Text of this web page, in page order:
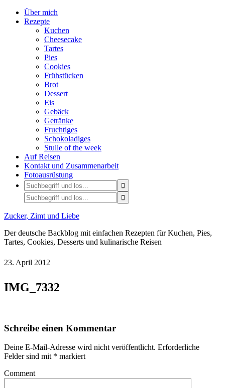
Über mich
Rezepte
Kuchen
Cheesecake
Tartes
Pies
Cookies
Frühstücken
Brot
Dessert
Eis
Gebäck
Getränke
Fruchtiges
Schokoladiges
Stulle of the week
Auf Reisen
Kontakt und Zusammenarbeit
Fotoausrüstung
Zucker, Zimt und Liebe
Der deutsche Backblog mit einfachen Rezepten für Kuchen, Pies,
Tartes, Cookies, Desserts und kulinarische Reisen
23. April 2012
IMG_7332
Schreibe einen Kommentar
Deine E-Mail-Adresse wird nicht veröffentlicht. Erforderliche
Felder sind mit * markiert
Comment